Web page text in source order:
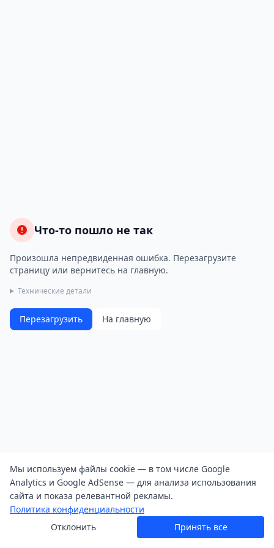
Что-то пошло не так
Произошла непредвиденная ошибка. Перезагрузите
страницу или вернитесь на главную.
Технические детали
Перезагрузить На главную
Мы используем файлы cookie — в том числе Google
Analytics и Google AdSense — для анализа использования
сайта и показа релевантной рекламы.
Политика конфиденциальности
Отклонить
Принять все